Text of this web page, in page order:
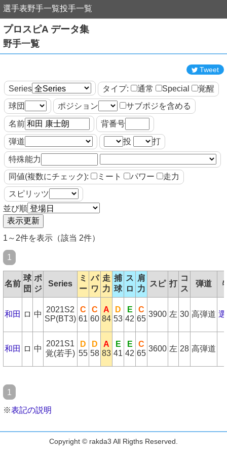
選手表野手一覧投手一覧
プロスピA データ集
野手一覧
Tweet
Series タイプ: 通常 Special
覚醒
球団
ポジション サブポジを含める
名前 背番号
弾道 投 打
特殊能力
同値(複数にチェック):
ミート パワー
走力
スピリッツ
並び順
1～2件を表示（該当 2件）
1
名前
球
団
ポ
ジ
Series
ミ
ー
パ
ワ
走
力
捕
球
ス
ロ
肩
力
スピ 打
コ
ス
弾道
和田 ロ 中
2021S2
SP(BT3)
C
61
C
60
A
84
D
53
E
42
C
65
3900 左 30 高弾道
和田 ロ 中
2021S1
覚(若手)
D
55
D
58
A
83
E
41
E
42
C
65
3600 左 28 高弾道
1
※表記の説明
Copyright © rakda3 All Rigths Reserved.